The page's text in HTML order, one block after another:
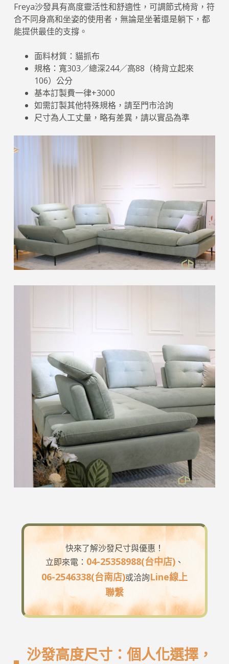
Freya沙發具有高度靈活性和舒適性，可調節式椅背，符
合不同身高和坐姿的使用者，無論是坐著還是躺下，都
能提供最佳的支撐。
面料材質：貓抓布
規格：寬303／總深244／高88（椅背立起來
106）公分
基本訂製費一律+3000
如需訂製其他特殊規格，請至門市洽詢
尺寸為人工丈量，略有差異，請以實品為準
快來了解沙發尺寸與優惠！
立即來電： 04-25358988(台中店)、
06-2546338(台南店)或洽詢Line線上
聯繫
沙發高度尺寸：個人化選擇，